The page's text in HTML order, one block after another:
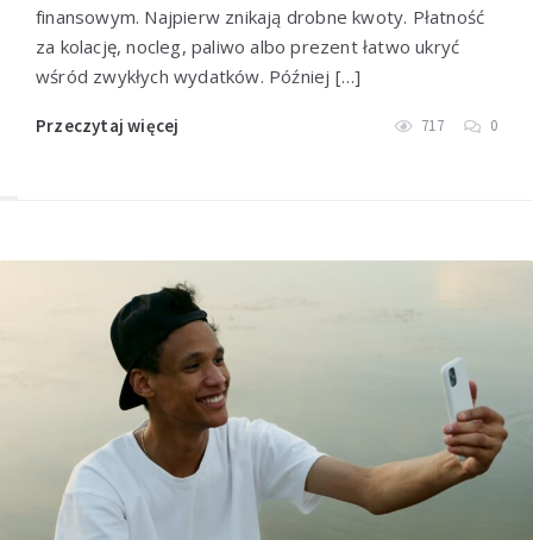
finansowym. Najpierw znikają drobne kwoty. Płatność
za kolację, nocleg, paliwo albo prezent łatwo ukryć
wśród zwykłych wydatków. Później […]
Przeczytaj więcej 717 0